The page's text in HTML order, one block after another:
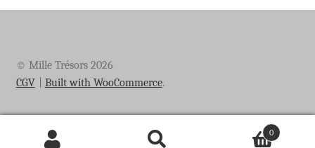
© Mille Trésors 2026
CGV
Built with WooCommerce.
0